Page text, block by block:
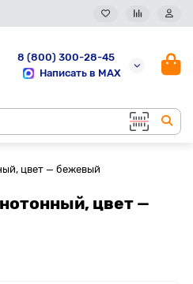
8 (800) 300-28-45
Написать в MAX
цвет — бежевый
цвет —